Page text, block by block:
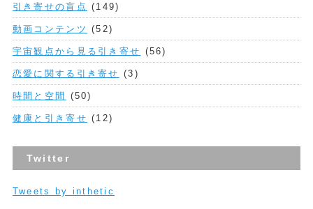
引き寄せの盲点 (149)
動画コンテンツ (52)
宇宙観点から見る引き寄せ (56)
恋愛に関する引き寄せ (3)
時間と空間 (50)
健康と引き寄せ (12)
Twitter
Tweets by inthetic